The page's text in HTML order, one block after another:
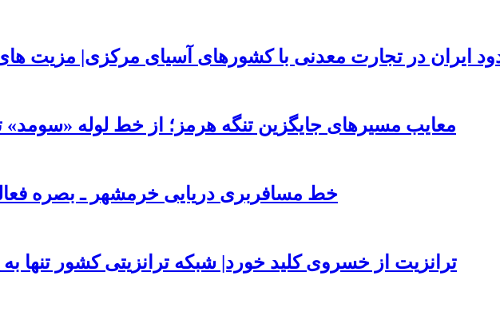
ایران در تجارت معدنی با کشورهای آسیای مرکزی| مزیت
معایب مسیرهای جایگزین تنگه هرمز؛ از خط لوله «سومد»
خط مسافربری دریایی خرمشهر ـ بصره
ترانزیت از خسروی کلید خورد| شبکه ترانزیتی کشور تنها